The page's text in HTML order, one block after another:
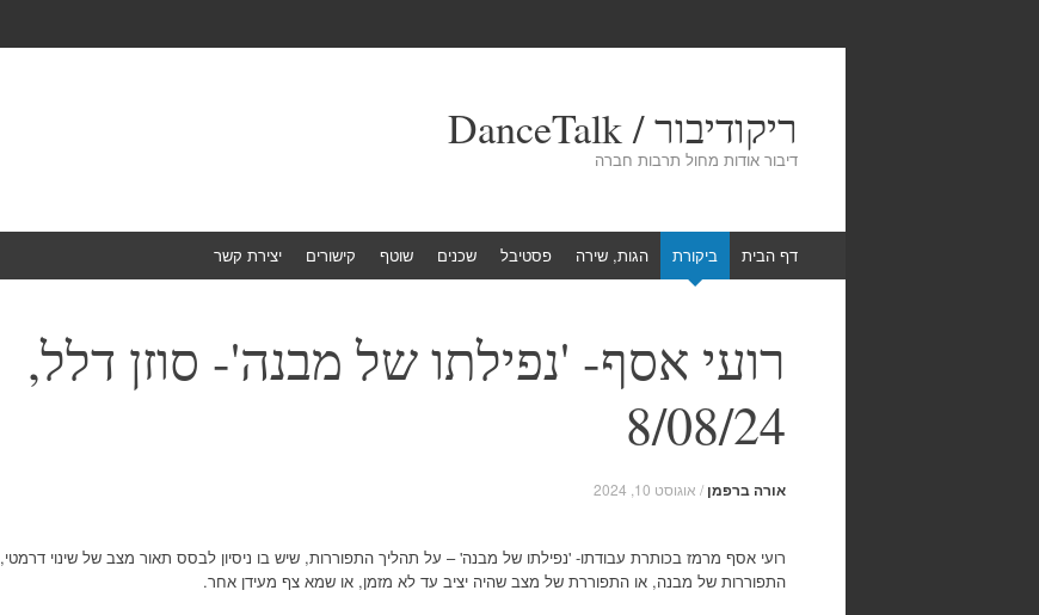
ריקודיבור / DanceTalk
דיבור אודות מחול תרבות חברה
to
דף הבית ביקורת הגות, שירה פסטיבל שכנים שוטף קישורים יצירת קשר
רועי אסף- 'נפילתו של מבנה'- סוזן דלל,
8/08/24
אורה ברפמן / אוגוסט 10, 2024
רועי אסף מרמז בכותרת עבודתו- 'נפילתו של מבנה' – על תהליך התפוררות, שיש בו ניסיון לבסס תאור מצב של שינוי דרמטי,
התפוררות של מבנה, או התפוררת של מצב שהיה יציב עד לא מזמן, או שמא צף מעידן אחר.